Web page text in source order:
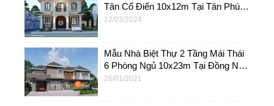
Tân Cổ Điển 10x12m Tại Tân Phú –
BTB16
12/03/2024
Mẫu Nhà Biệt Thự 2 Tầng Mái Thái
6 Phòng Ngủ 10x23m Tại Đồng Nai
– BTV29
26/01/2021